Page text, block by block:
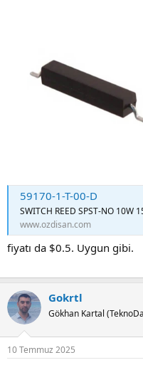
59170-1-T-00-D
SWITCH REED SPST-NO 10W
www.ozdisan.com
fiyatı da $0.5. Uygun gibi.
Gokrtl
Gökhan Kartal
10 Temmuz 2025